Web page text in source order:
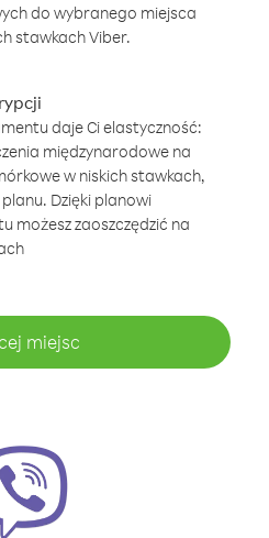
do wybranego miejsca
stawkach Viber.
daje Ci elastyczność:
międzynarodowe na
w niskich stawkach,
Dzięki planowi
możesz zaoszczędzić na
miejsc